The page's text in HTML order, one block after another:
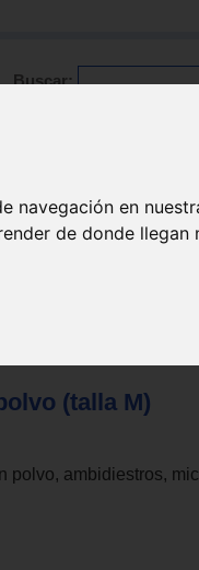
navegación en
de donde llegan
Buscar:
(talla M)
polvo, ambidiestros,